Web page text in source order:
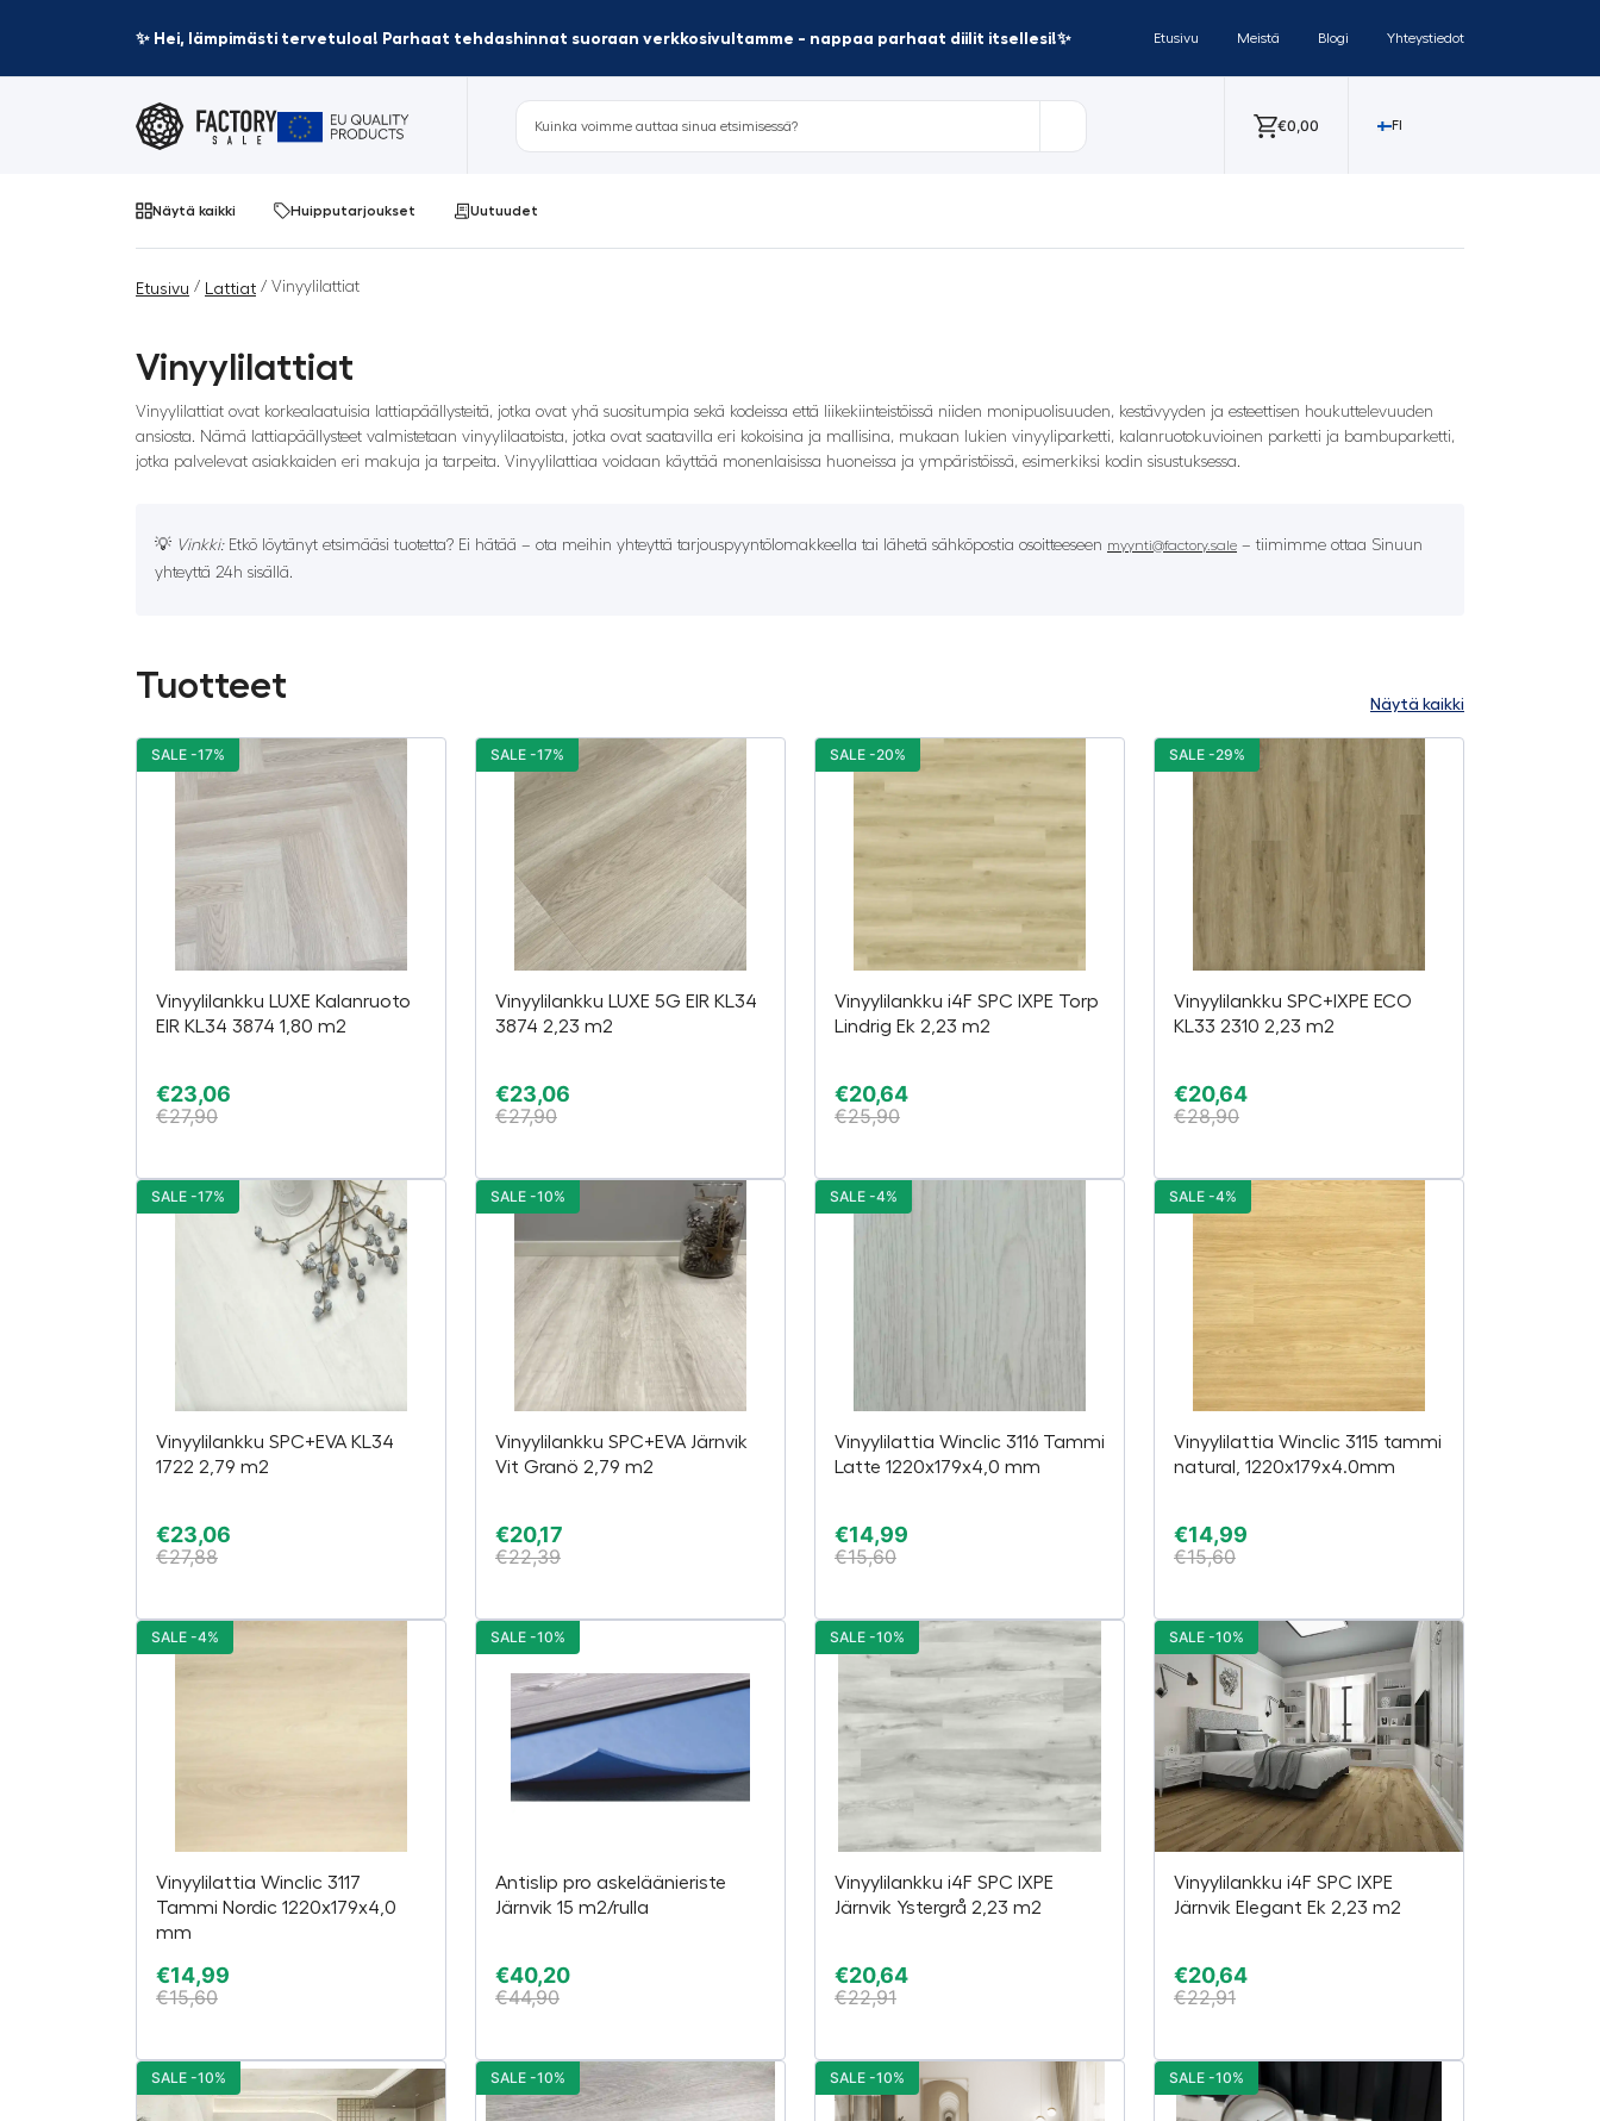
✨ Hei, lämpimästi tervetuloa! Parhaat tehdashinnat suoraan verkkosivultamme - nappaa parhaat diilit itsellesi!✨ Etusivu Meistä Blogi Yhteystiedot
€0,00 FI
Näytä kaikki Huipputarjoukset Uutuudet
Etusivu / Lattiat / Vinyylilattiat
Vinyylilattiat
Vinyylilattiat ovat korkealaatuisia lattiapäällysteitä, jotka ovat yhä suositumpia sekä kodeissa että liikekiinteistöissä niiden monipuolisuuden, kestävyyden ja esteettisen houkuttelevuuden
ansiosta. Nämä lattiapäällysteet valmistetaan vinyylilaatoista, jotka ovat saatavilla eri kokoisina ja mallisina, mukaan lukien vinyyliparketti, kalanruotokuvioinen parketti ja bambuparketti,
jotka palvelevat asiakkaiden eri makuja ja tarpeita. Vinyylilattiaa voidaan käyttää monenlaisissa huoneissa ja ympäristöissä, esimerkiksi kodin sisustuksessa.
💡 Vinkki:Etkö löytänyt etsimääsi tuotetta? Ei hätää – ota meihin yhteyttä tarjouspyyntölomakkeella tai lähetä sähköpostia osoitteeseen myynti@factory.sale – tiimimme ottaa Sinuun
yhteyttä 24h sisällä.
Tuotteet Näytä kaikki
Vinyylilankku LUXE Kalanruoto
EIR KL34 3874 1,80 m2
€23,06
€27,90
SALE -17%
Vinyylilankku LUXE 5G EIR KL34
3874 2,23 m2
€23,06
€27,90
SALE -17%
Vinyylilankku i4F SPC IXPE Torp
Lindrig Ek 2,23 m2
€20,64
€25,90
SALE -20%
Vinyylilankku SPC+IXPE ECO
KL33 2310 2,23 m2
€20,64
€28,90
SALE -29%
Vinyylilankku SPC+EVA KL34
1722 2,79 m2
€23,06
€27,88
SALE -17%
Vinyylilankku SPC+EVA Järnvik
Vit Granö 2,79 m2
€20,17
€22,39
SALE -10%
Vinyylilattia Winclic 3116 Tammi
Latte 1220x179x4,0 mm
€14,99
€15,60
SALE -4%
Vinyylilattia Winclic 3115 tammi
natural, 1220x179x4.0mm
€14,99
€15,60
SALE -4%
Vinyylilattia Winclic 3117
Tammi Nordic 1220x179x4,0
mm
€14,99
€15,60
SALE -4%
Antislip pro askeläänieriste
Järnvik 15 m2/rulla
€40,20
€44,90
SALE -10%
Vinyylilankku i4F SPC IXPE
Järnvik Ystergrå 2,23 m2
€20,64
€22,91
SALE -10%
Vinyylilankku i4F SPC IXPE
Järnvik Elegant Ek 2,23 m2
€20,64
€22,91
SALE -10%
SALE -10% SALE -10% SALE -10% SALE -10%